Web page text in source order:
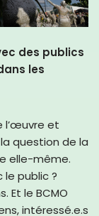
des publics
les
l’œuvre et
la question de la
elle-même.
public ?
Et le BCMO
intéressé.e.s